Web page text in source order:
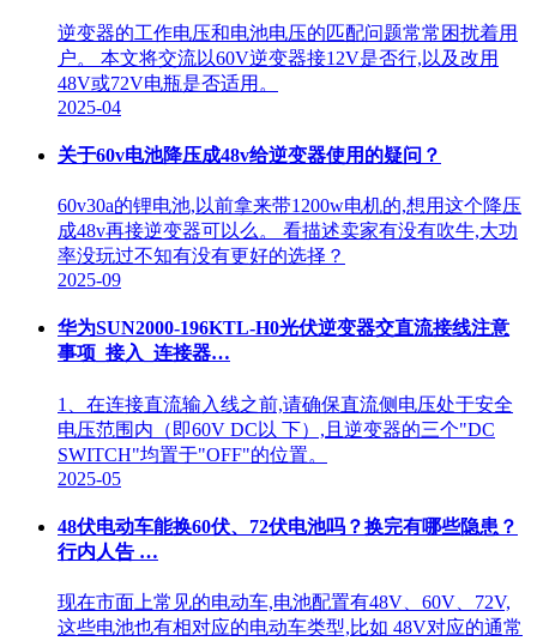
逆变器的工作电压和电池电压的匹配问题常常困扰着用
户。 本文将交流以60V逆变器接12V是否行,以及改用
48V或72V电瓶是否适用。
2025-04
关于60v电池降压成48v给逆变器使用的疑问？
60v30a的锂电池,以前拿来带1200w电机的,想用这个降压
成48v再接逆变器可以么。 看描述卖家有没有吹牛,大功
率没玩过不知有没有更好的选择？
2025-09
华为SUN2000-196KTL-H0光伏逆变器交直流接线注意
事项_接入_连接器…
1、在连接直流输入线之前,请确保直流侧电压处于安全
电压范围内（即60V DC以 下）,且逆变器的三个"DC
SWITCH"均置于"OFF"的位置。
2025-05
48伏电动车能换60伏、72伏电池吗？换完有哪些隐患？
行内人告 …
现在市面上常见的电动车,电池配置有48V、60V、72V,
这些电池也有相对应的电动车类型,比如 48V对应的通常